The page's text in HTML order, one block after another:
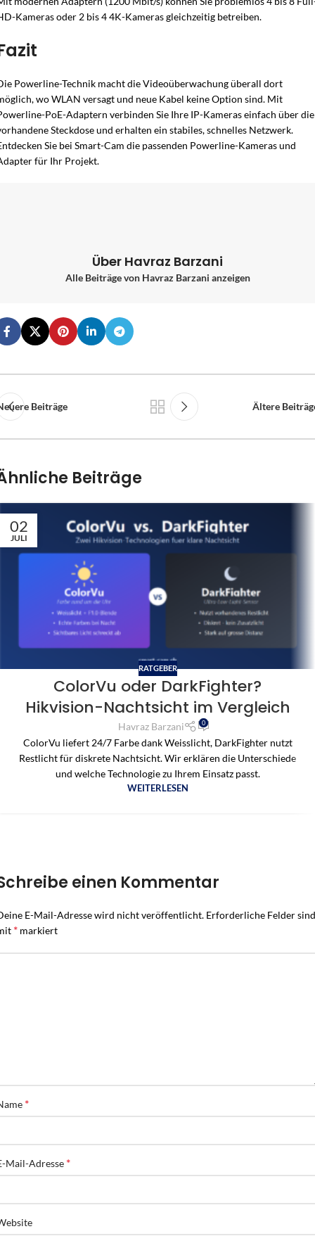
Kameras oder 2 bis 4 4K-Kameras gleichzeitig betreiben.
Powerline-Technik macht die Videoüberwachung überall dort
wo WLAN versagt und neue Kabel keine Option sind. Mit
PoE-Adaptern verbinden Sie Ihre IP-Kameras einfach über die
Steckdose und erhalten ein stabiles, schnelles Netzwerk.
Sie bei Smart-Cam die passenden Powerline-Kameras und
für Ihr Projekt.
Über Havraz Barzani
Alle Beiträge von Havraz Barzani anzeigen
Beiträge Ältere
Beiträge
02
JULI
RATGEBER
ColorVu oder DarkFighter?
Hikvision-Nachtsicht im Vergleich
Havraz Barzani 0
ColorVu liefert 24/7 Farbe dank Weisslicht, DarkFighter nutzt
Restlicht für diskrete Nachtsicht. Wir erklären die Unterschiede
und welche Technologie zu Ihrem Einsatz passt.
WEITERLESEN
einen Kommentar
E-Mail-Adresse wird nicht veröffentlicht. Erforderliche Felder sind
* markiert
*
Mail-Adresse *